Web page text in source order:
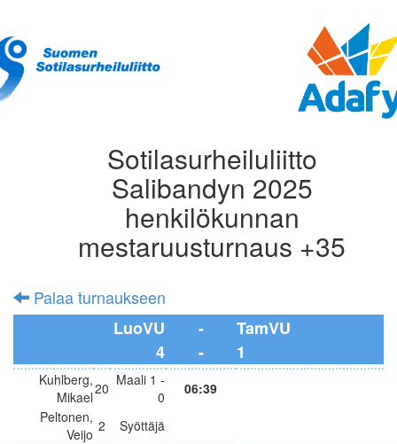
Sotilasurheiluliitto
Salibandyn 2025
henkilökunnan
mestaruusturnaus +35
Palaa turnaukseen
LuoVU
-
TamVU
4
- 1
Kuhlberg,
Mikael20 Maali 1 -
0
06:39
Peltonen,
Veijo 2
Syöttäjä